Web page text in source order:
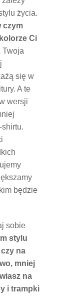
życia.
czym
Ci
Twoja
się w
A te
wersji
będzie
sobie
stylu
na
mniej
na
i trampki